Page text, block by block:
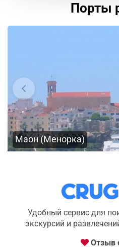
Порты
Маон (Менорка)
Удобный сервис для
экскурсий и
Отзыв